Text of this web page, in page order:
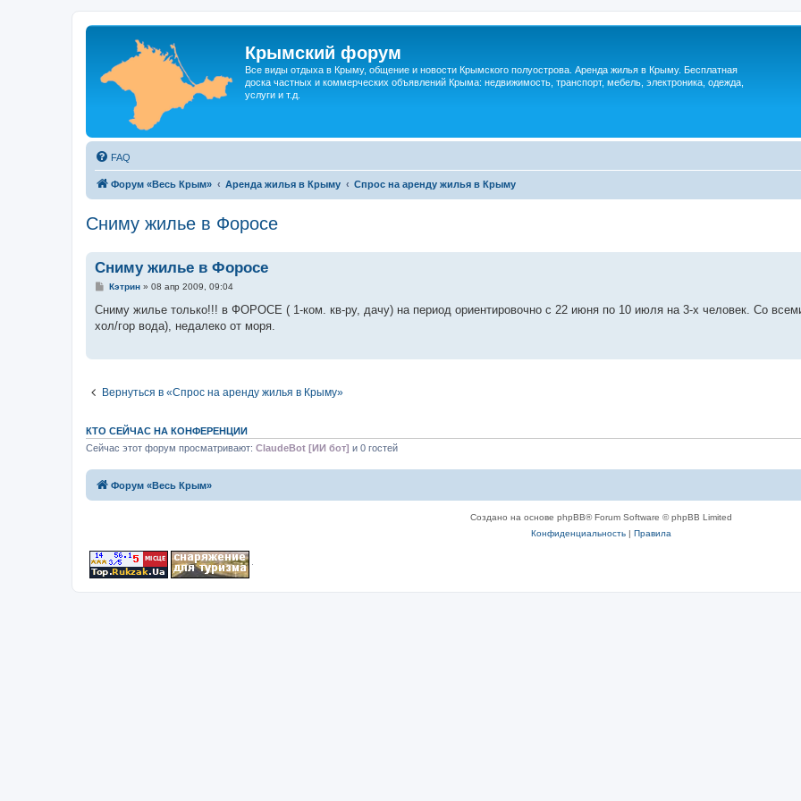
Крымский форум
Все виды отдыха в Крыму, общение и новости Крымского полуострова. Аренда жилья в Крыму. Бесплатная
доска частных и коммерческих объявлений Крыма: недвижимость, транспорт, мебель, электроника, одежда,
услуги и т.д.
FAQ
Форум «Весь Крым» Аренда жилья в Крыму Спрос на аренду жилья в Крыму
Сниму жилье в Форосе
Сниму жилье в Форосе
С
о
щ
и
Кэтрин» 08 апр 2009, 09:04
Сниму жилье только!!! в ФОРОСЕ ( 1-ком. кв-ру, дачу) на период ориентировочно с 22 июня по 10 июля на 3-х человек. Со
хол/гор вода), недалеко от моря.
Вернуться в «Спрос на аренду жилья в Крыму»
КТО СЕЙЧАС НА КОНФЕРЕНЦИИ
Сейчас этот форум просматривают: ClaudeBot [ИИ бот] и 0 гостей
Форум «Весь Крым»
Создано на основе phpBB® Forum Software © phpBB Limited
Конфиденциальность| Правила